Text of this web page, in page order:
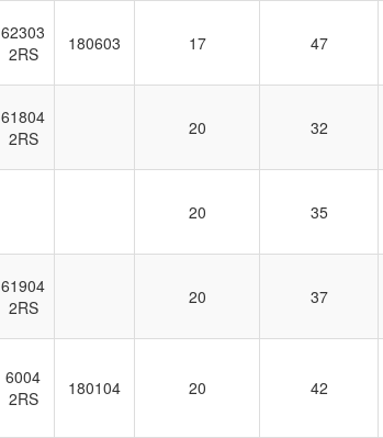
62303
2RS
180603 17 47
61804
2RS
20 32
20 35
61904
2RS
20 37
6004
2RS
180104 20 42